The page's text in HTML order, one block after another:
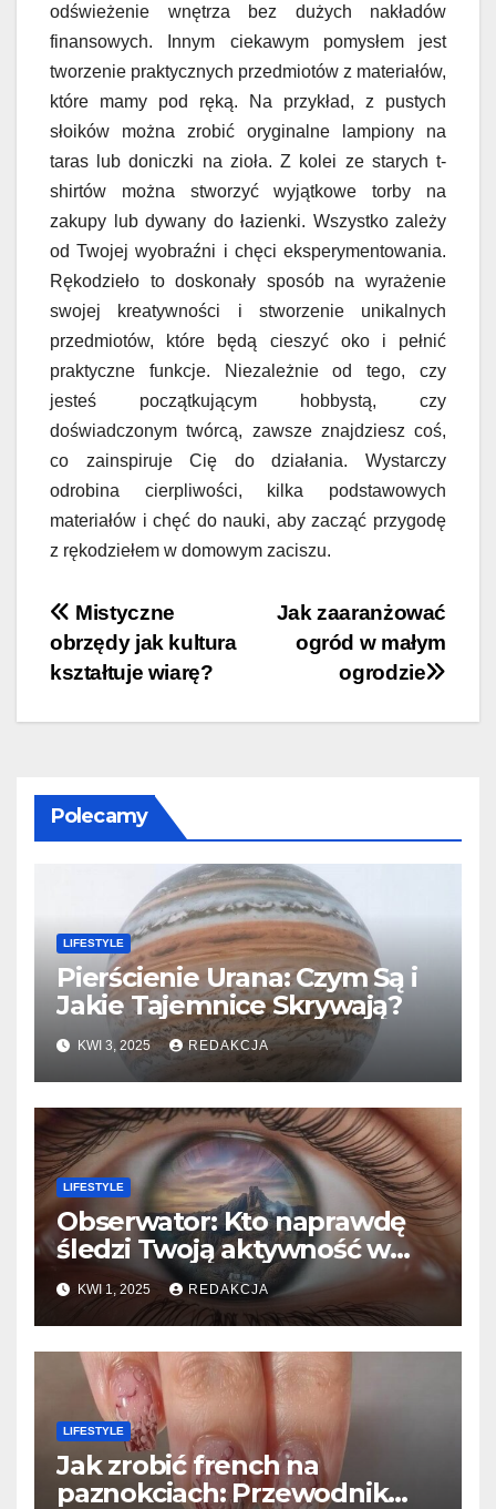
odświeżenie wnętrza bez dużych nakładów
finansowych. Innym ciekawym pomysłem jest
tworzenie praktycznych przedmiotów z materiałów,
które mamy pod ręką. Na przykład, z pustych
słoików można zrobić oryginalne lampiony na
taras lub doniczki na zioła. Z kolei ze starych t-
shirtów można stworzyć wyjątkowe torby na
zakupy lub dywany do łazienki. Wszystko zależy
od Twojej wyobraźni i chęci eksperymentowania.
Rękodzieło to doskonały sposób na wyrażenie
swojej kreatywności i stworzenie unikalnych
przedmiotów, które będą cieszyć oko i pełnić
praktyczne funkcje. Niezależnie od tego, czy
jesteś początkującym hobbystą, czy
doświadczonym twórcą, zawsze znajdziesz coś,
co zainspiruje Cię do działania. Wystarczy
odrobina cierpliwości, kilka podstawowych
materiałów i chęć do nauki, aby zacząć przygodę
z rękodziełem w domowym zaciszu.
Nawigacja
wpisu
Jak zaaranżować
ogród w małym
ogrodzie
Mistyczne
obrzędy jak kultura
kształtuje wiarę?
Polecamy
LIFESTYLE
Pierścienie Urana: Czym Są i
Jakie Tajemnice Skrywają?
KWI 3, 2025 REDAKCJA
LIFESTYLE
Obserwator: Kto naprawdę
śledzi Twoją aktywność w
sieci?​
KWI 1, 2025 REDAKCJA
LIFESTYLE
Jak zrobić french na
paznokciach: Przewodnik